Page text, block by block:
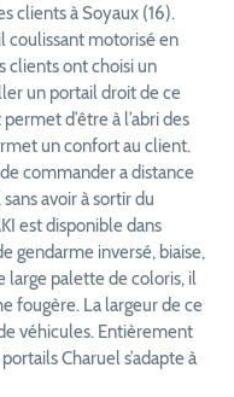
clients à Soyaux (16).
coulissant motorisé en
clients ont choisi un
un portail droit de ce
d’être à l’abri des
un confort au client.
commander a distance
avoir à sortir du
est disponible dans
gendarme inversé, biaise,
large palette de coloris, il
fougère. La largeur de ce
véhicules. Entièrement
Charuel s’adapte à